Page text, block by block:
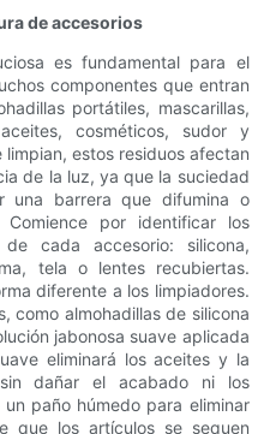
de accesorios
es fundamental para el
componentes que entran
portátiles, mascarillas,
cosméticos, sudor y
estos residuos afectan
de la luz, ya que la suciedad
una barrera que difumina o
por identificar los
cada accesorio: silicona,
tela o lentes recubiertas.
diferente a los limpiadores.
como almohadillas de silicona
jabonosa suave aplicada
eliminará los aceites y la
dañar el acabado ni los
paño húmedo para eliminar
que los artículos se sequen